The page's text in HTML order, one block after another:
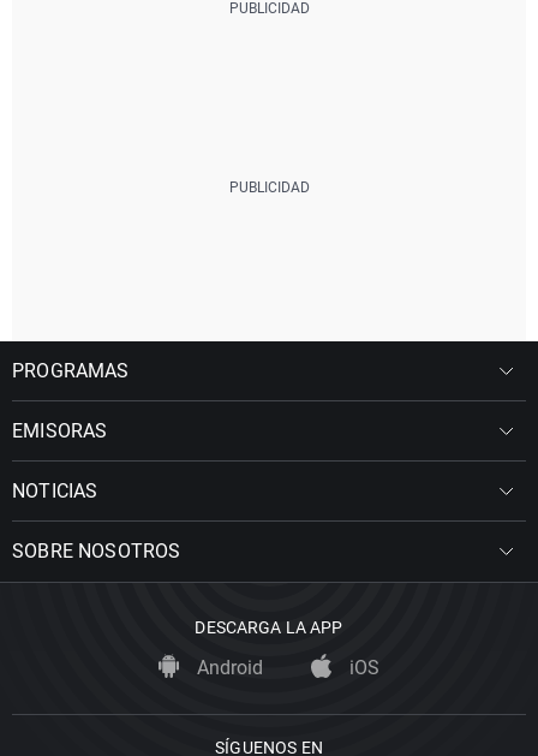
PROGRAMAS
EMISORAS
NOTICIAS
SOBRE NOSOTROS
DESCARGA LA APP
Android iOS
SÍGUENOS EN